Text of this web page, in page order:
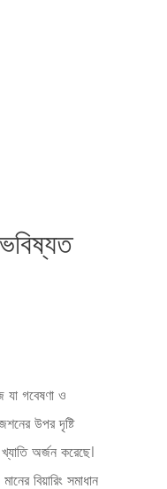
গবেষণা ও
উপর দৃষ্টি
অর্জন করেছে।
বিয়ারিং সমাধান